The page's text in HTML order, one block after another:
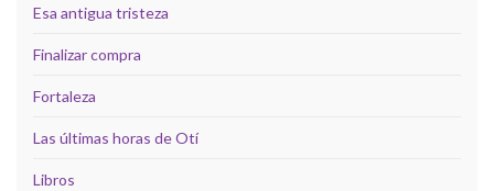
Esa antigua tristeza
Finalizar compra
Fortaleza
Las últimas horas de Otí
Libros